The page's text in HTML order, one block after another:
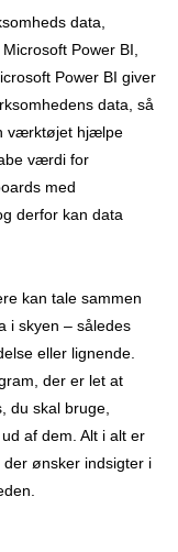
data,
Power BI,
Power BI giver
data, så
værktøjet hjælpe
værdi for
med
derfor kan data
kan tale sammen
i skyen – således
eller lignende.
der er let at
du skal bruge,
af dem. Alt i alt er
ønsker indsigter i